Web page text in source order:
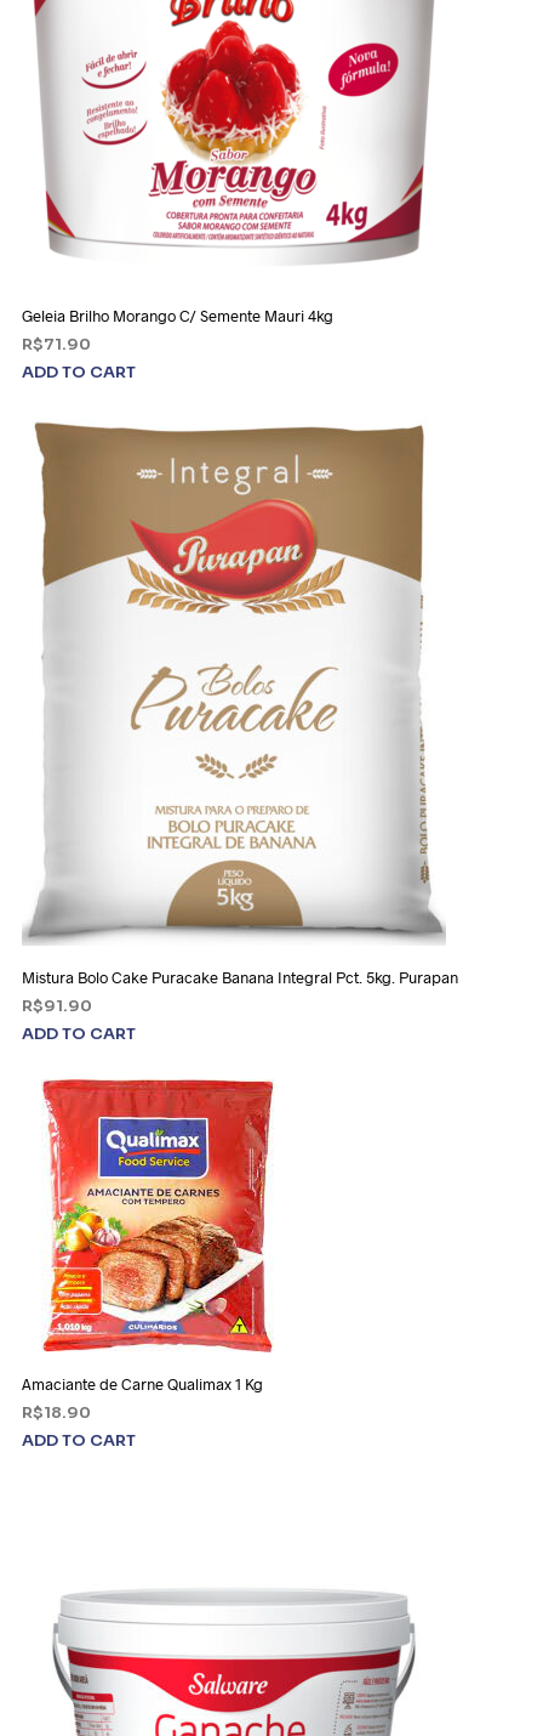
Geleia Brilho Morango C/ Semente Mauri 4kg
R$71.90
ADD TO CART
Mistura Bolo Cake Puracake Banana Integral Pct. 5kg. Purapan
R$91.90
ADD TO CART
Amaciante de Carne Qualimax 1 Kg
R$18.90
ADD TO CART